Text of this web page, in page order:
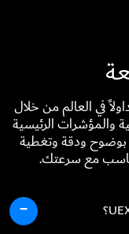
في العالم من خلال
والمؤشرات الرئيسية
بوضوح ودقة وتغطية
مع سرعتك.